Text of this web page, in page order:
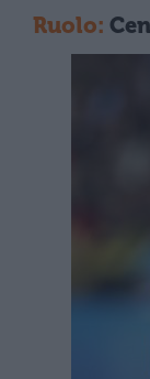
Ruolo: